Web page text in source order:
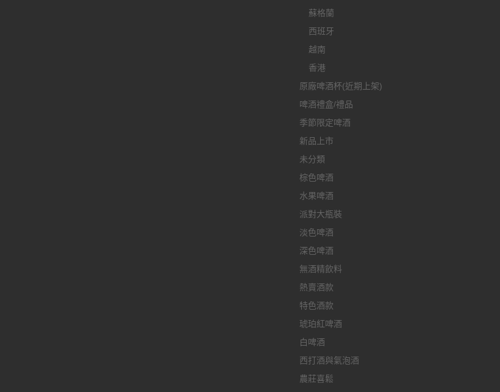
蘇格蘭
西班牙
越南
香港
原廠啤酒杯(近期上架)
啤酒禮盒/禮品
季節限定啤酒
新品上市
未分類
棕色啤酒
水果啤酒
派對大瓶裝
淡色啤酒
深色啤酒
無酒精飲料
熱賣酒款
特色酒款
琥珀紅啤酒
白啤酒
西打酒與氣泡酒
農莊喜鬆